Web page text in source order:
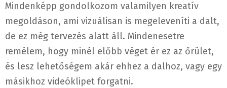
Mindenképp gondolkozom valamilyen kreatív
megoldáson, ami vizuálisan is megeleveníti a dalt,
de ez még tervezés alatt áll. Mindenesetre
remélem, hogy minél előbb véget ér ez az őrület,
és lesz lehetőségem akár ehhez a dalhoz, vagy egy
másikhoz videóklipet forgatni.